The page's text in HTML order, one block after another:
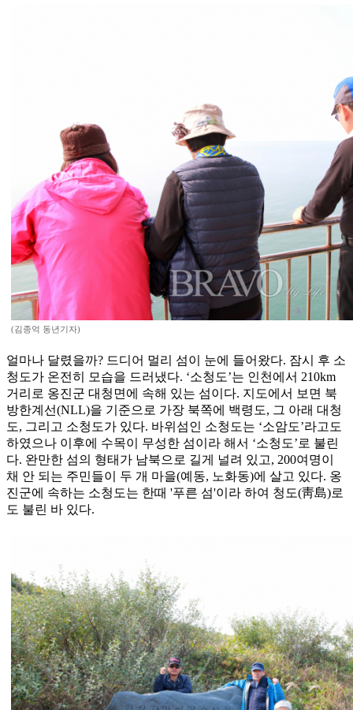
(김종억 동년기자)
얼마나 달렸을까? 드디어 멀리 섬이 눈에 들어왔다. 잠시 후 소
청도가 온전히 모습을 드러냈다. ‘소청도’는 인천에서 210km
거리로 옹진군 대청면에 속해 있는 섬이다. 지도에서 보면 북
방한계선(NLL)을 기준으로 가장 북쪽에 백령도, 그 아래 대청
도, 그리고 소청도가 있다. 바위섬인 소청도는 ‘소암도’라고도
하였으나 이후에 수목이 무성한 섬이라 해서 ‘소청도’로 불린
다. 완만한 섬의 형태가 남북으로 길게 널려 있고, 200여명이
채 안 되는 주민들이 두 개 마을(예동, 노화동)에 살고 있다. 옹
진군에 속하는 소청도는 한때 '푸른 섬'이라 하여 청도(靑島)로
도 불린 바 있다.